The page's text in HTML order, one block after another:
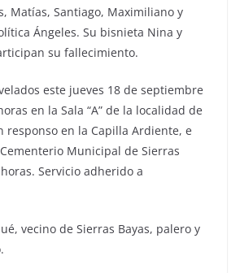
Matías, Santiago, Maximiliano y
Ángeles. Su bisnieta Nina y
su fallecimiento.
este jueves 18 de septiembre
en la Sala “A” de la localidad de
responso en la Capilla Ardiente, e
Municipal de Sierras
Servicio adherido a
vecino de Sierras Bayas, palero y